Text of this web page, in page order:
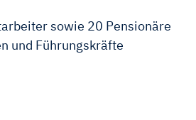
sowie 20 Pensionäre
und Führungskräfte